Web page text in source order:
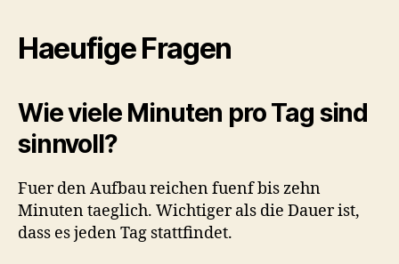
Haeufige Fragen
Wie viele Minuten pro Tag sind
sinnvoll?
Fuer den Aufbau reichen fuenf bis zehn
Minuten taeglich. Wichtiger als die Dauer ist,
dass es jeden Tag stattfindet.